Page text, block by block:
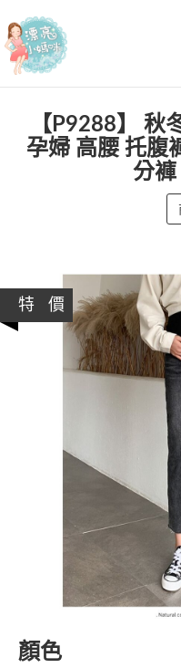
漂亮小媽咪
【P9288】 秋
孕婦 高腰 托腹
分褲
特 價
顏色